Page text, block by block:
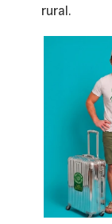
rural.